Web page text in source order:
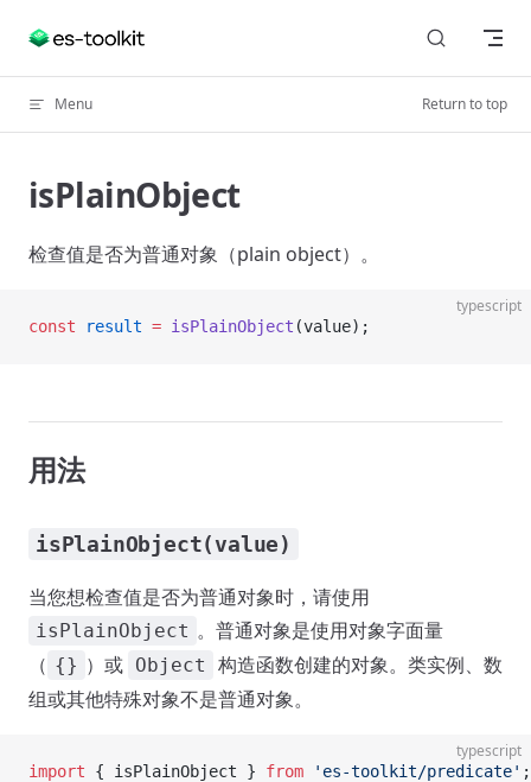
Skip to content
Menu Return to top
isPlainObject
检查值是否为普通对象（plain object）。
typescript
const result = isPlainObject (value);
用法
isPlainObject(value)
当您想检查值是否为普通对象时，请使用
isPlainObject 。普通对象是使用对象字面量
（ {} ）或 Object
构造函数创建的对象。类实例、数
组或其他特殊对象不是普通对象。
typescript
import { isPlainObject } from 'es-toolkit/predicate' ;